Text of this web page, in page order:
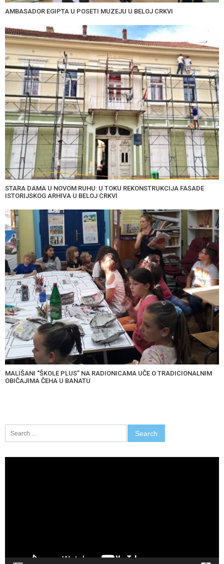
AMBASADOR EGIPTA U POSETI MUZEJU U BELOJ CRKVI
STARA DAMA U NOVOM RUHU: U TOKU REKONSTRUKCIJA FASADE
ISTORIJSKOG ARHIVA U BELOJ CRKVI
MALIŠANI “ŠKOLE PLUS” NA RADIONICAMA UČE O TRADICIONALNIM
OBIČAJIMA ČEHA U BANATU
for: